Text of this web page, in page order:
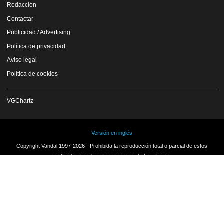
Redacción
Contactar
Publicidad / Advertising
Política de privacidad
Aviso legal
Política de cookies
VGChartz
Versión en inglés
Copyright Vandal 1997-2026 - Prohibida la reproducción total o parcial de estos
contenidos sin el permiso expreso de los autores.